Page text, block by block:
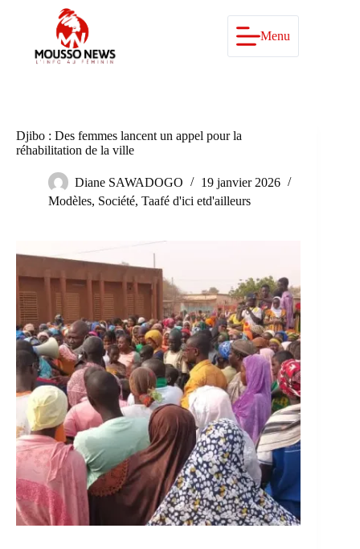
Menu
Djibo : Des femmes lancent un appel pour la
réhabilitation de la ville
Diane SAWADOGO
19 janvier 2026
Modèles, Société, Taafé d'ici etd'ailleurs